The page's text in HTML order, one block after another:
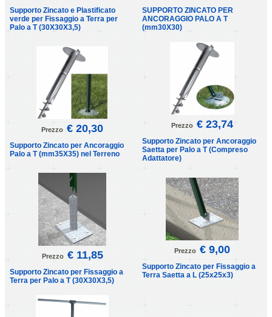
Supporto Zincato e Plastificato
verde per Fissaggio a Terra per
Palo a T (30X30X3,5)
SUPPORTO ZINCATO PER
ANCORAGGIO PALO A T
(mm30X30)
Prezzo € 20,30
Supporto Zincato per Ancoraggio
Palo a T (mm35X35) nel Terreno
Prezzo € 23,74
Supporto Zincato per Ancoraggio
Saetta per Palo a T (Compreso
Adattatore)
Prezzo € 11,85
Supporto Zincato per Fissaggio a
Terra per Palo a T (30X30X3,5)
Prezzo € 9,00
Supporto Zincato per Fissaggio a
Terra Saetta a L (25x25x3)